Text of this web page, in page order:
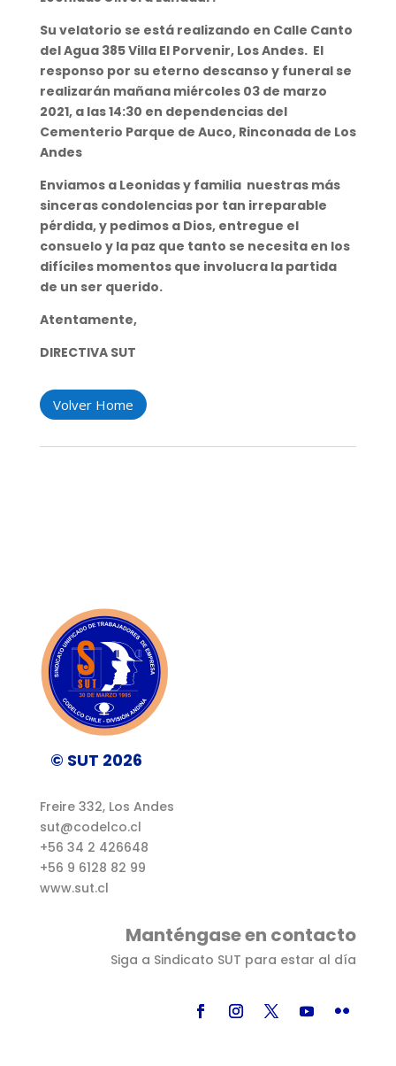
Su velatorio se está realizando en Calle Canto
del Agua 385 Villa El Porvenir, Los Andes. El
responso por su eterno descanso y funeral se
realizarán mañana miércoles 03 de marzo
2021, a las 14:30 en dependencias del
Cementerio Parque de Auco, Rinconada de Los
Andes
Enviamos a Leonidas y familia nuestras más
sinceras condolencias por tan irreparable
pérdida, y pedimos a Dios, entregue el
consuelo y la paz que tanto se necesita en los
difíciles momentos que involucra la partida
de un ser querido.
Atentamente,
DIRECTIVA SUT
Volver Home
© SUT 2026
Freire 332, Los Andes
sut@codelco.cl
+56 34 2 426648
+56 9 6128 82 99
www.sut.cl
Manténgase en contacto
Siga a Sindicato SUT para estar al día